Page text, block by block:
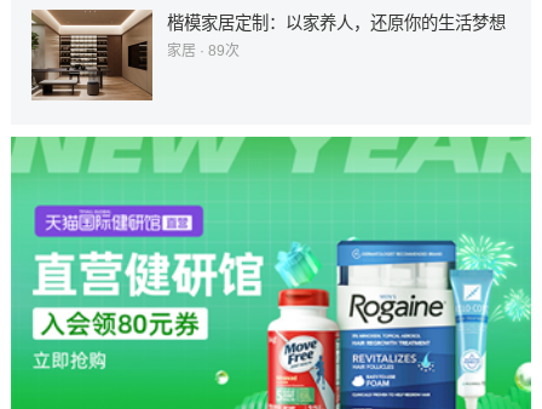
楷模家居定制：以家养人，还原你的生活梦想
家居 · 89次